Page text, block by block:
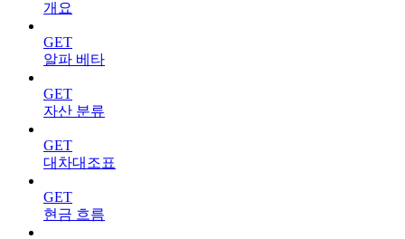
개요
GET
알파 베타
GET
자산 분류
GET
대차대조표
GET
현금 흐름